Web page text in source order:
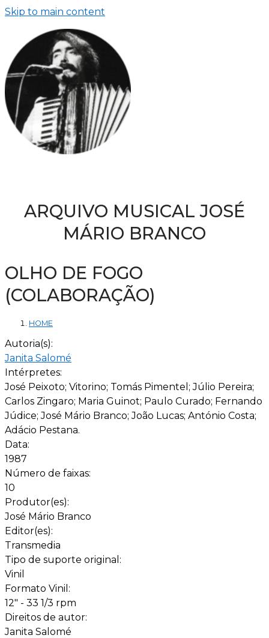
Skip to main content
ARQUIVO MUSICAL JOSÉ
MÁRIO BRANCO
OLHO DE FOGO
(COLABORAÇÃO)
HOME
Autoria(s):
Janita Salomé
Intérpretes:
José Peixoto; Vitorino; Tomás Pimentel; Júlio Pereira;
Carlos Zingaro; Maria Guinot; Paulo Curado; Fernando
Júdice; José Mário Branco; João Lucas; António Costa;
Adácio Pestana.
Data:
1987
Número de faixas:
10
Produtor(es):
José Mário Branco
Editor(es):
Transmedia
Tipo de suporte original:
Vinil
Formato Vinil:
12" - 33 1/3 rpm
Direitos de autor:
Janita Salomé